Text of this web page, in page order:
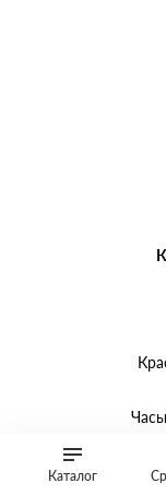
Каталог